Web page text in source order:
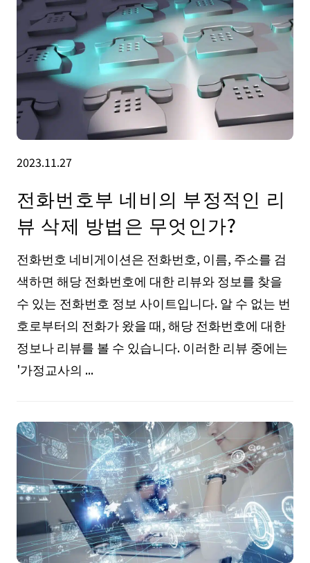
2023.11.27
전화번호부 네비의 부정적인 리
뷰 삭제 방법은 무엇인가?
전화번호 네비게이션은 전화번호, 이름, 주소를 검
색하면 해당 전화번호에 대한 리뷰와 정보를 찾을
수 있는 전화번호 정보 사이트입니다. 알 수 없는 번
호로부터의 전화가 왔을 때, 해당 전화번호에 대한
정보나 리뷰를 볼 수 있습니다. 이러한 리뷰 중에는
'가정교사의 ...